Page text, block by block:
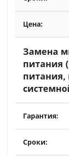
Замена
питания
питания,